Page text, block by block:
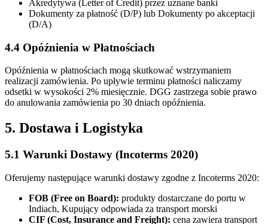
Akredytywa (Letter of Credit) przez uznane banki
Dokumenty za płatność (D/P) lub Dokumenty po akceptacji
(D/A)
4.4 Opóźnienia w Płatnościach
Opóźnienia w płatnościach mogą skutkować wstrzymaniem
realizacji zamówienia. Po upływie terminu płatności naliczamy
odsetki w wysokości 2% miesięcznie. DGG zastrzega sobie prawo
do anulowania zamówienia po 30 dniach opóźnienia.
5. Dostawa i Logistyka
5.1 Warunki Dostawy (Incoterms 2020)
Oferujemy następujące warunki dostawy zgodne z Incoterms 2020:
FOB (Free on Board): produkty dostarczane do portu w
Indiach, Kupujący odpowiada za transport morski
CIF (Cost, Insurance and Freight): cena zawiera transport